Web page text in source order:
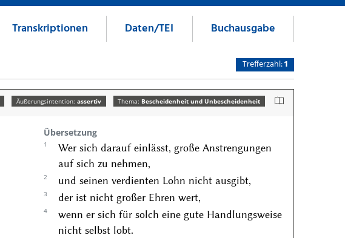
Transkriptionen Daten/TEI Buchausgabe
Trefferzahl:1
Äußerungsintention:assertiv Thema: Bescheidenheit und Unbescheidenheit
Übersetzung
1
Wer sich darauf einlässt, große Anstrengungen
auf sich zu nehmen,
2 und seinen verdienten Lohn nicht ausgibt,
3 der ist nicht großer Ehren wert,
4
wenn er sich für solch eine gute Handlungsweise
nicht selbst lobt.